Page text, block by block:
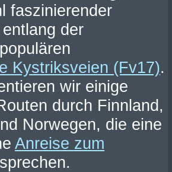
faszinierender
der
Kystriksveien (Fv17).
wir einige
durch Finnland,
Norwegen, die eine
Anreise zum